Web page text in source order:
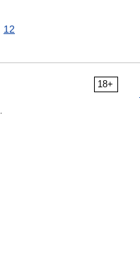
12
18+